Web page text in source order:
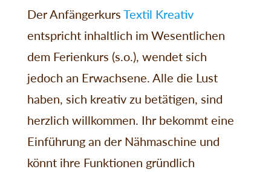
Der Anfängerkurs Textil Kreativ
entspricht inhaltlich im Wesentlichen
dem Ferienkurs (s.o.), wendet sich
jedoch an Erwachsene. Alle die Lust
haben, sich kreativ zu betätigen, sind
herzlich willkommen. Ihr bekommt eine
Einführung an der Nähmaschine und
könnt ihre Funktionen gründlich